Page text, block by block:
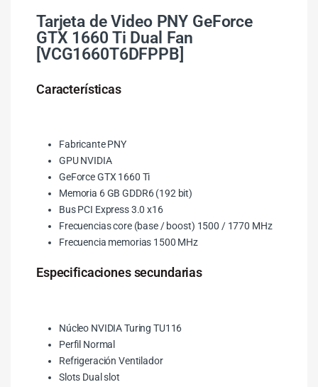
Tarjeta de Video PNY GeForce
GTX 1660 Ti Dual Fan
[VCG1660T6DFPPB]
Características
Fabricante PNY
GPU NVIDIA
GeForce GTX 1660 Ti
Memoria 6 GB GDDR6 (192 bit)
Bus PCI Express 3.0 x16
Frecuencias core (base / boost) 1500 / 1770 MHz
Frecuencia memorias 1500 MHz
Especificaciones secundarias
Núcleo NVIDIA Turing TU116
Perfil Normal
Refrigeración Ventilador
Slots Dual slot